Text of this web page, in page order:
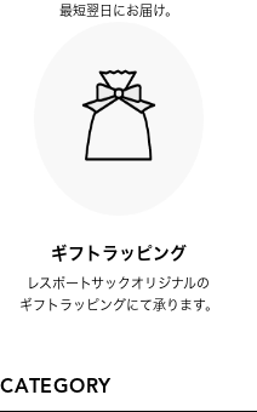
最短翌日にお届け。
ギフトラッピング
レスポートサックオリジナルの
ギフトラッピングにて承ります。
CATEGORY